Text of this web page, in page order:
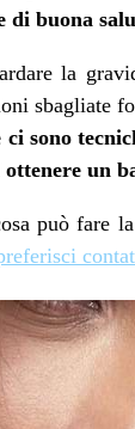
di buona
la
sbagliate
ci sono
un
può fare